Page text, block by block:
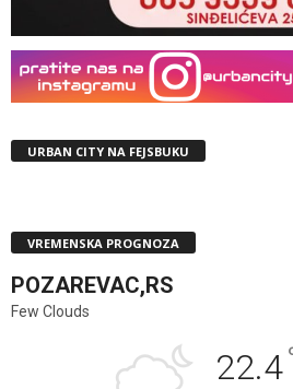
URBAN CITY NA FEJSBUKU
VREMENSKA PROGNOZA
POZAREVAC,RS
Few Clouds
22.4